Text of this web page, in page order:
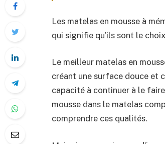
Les matelas en mousse à
qui signifie qu’ils sont le
Le meilleur matelas en
créant une surface douce et
capacité à continuer à le
mousse dans le matelas
comprendre ces qualités.